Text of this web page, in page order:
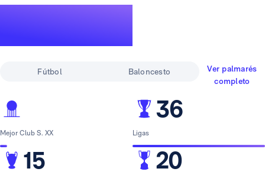
Fútbol Baloncesto
Ver palmarés
completo
Mejor Club S. XX
15
36
Ligas
20